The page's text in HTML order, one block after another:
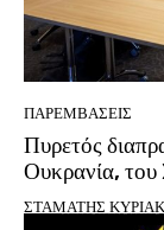
ΠΑΡΕΜΒΑΣΕΙΣ
Πυρετός
Ουκρανία,
ΣΤΑΜΑΤΗΣ